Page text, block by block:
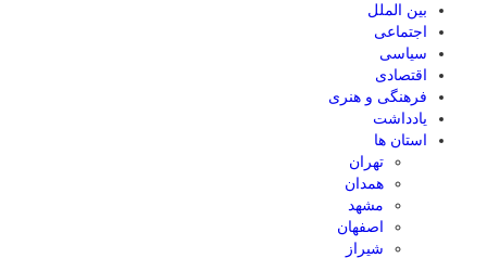
بین الملل
اجتماعی
سیاسی
اقتصادی
فرهنگی و هنری
یادداشت
استان ها
تهران
همدان
مشهد
اصفهان
شیراز